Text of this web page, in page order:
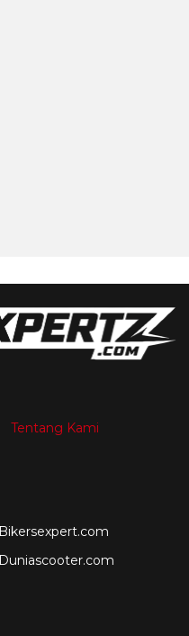
Tentang Kami
Bikersexpert.com
Duniascooter.com